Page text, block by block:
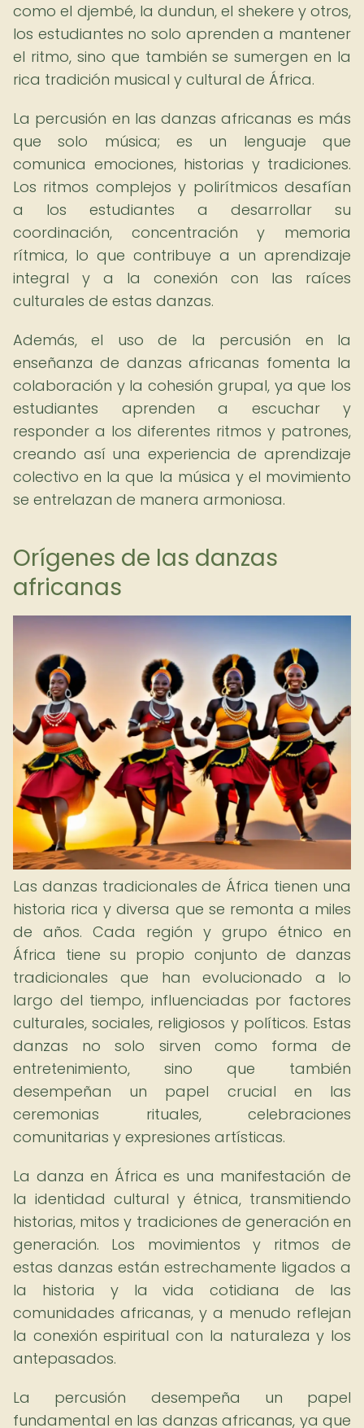
como el djembé, la dundun, el shekere y otros,
los estudiantes no solo aprenden a mantener
el ritmo, sino que también se sumergen en la
rica tradición musical y cultural de África.
La percusión en las danzas africanas es más
que solo música; es un lenguaje que
comunica emociones, historias y tradiciones.
Los ritmos complejos y polirítmicos desafían
a los estudiantes a desarrollar su
coordinación, concentración y memoria
rítmica, lo que contribuye a un aprendizaje
integral y a la conexión con las raíces
culturales de estas danzas.
Además, el uso de la percusión en la
enseñanza de danzas africanas fomenta la
colaboración y la cohesión grupal, ya que los
estudiantes aprenden a escuchar y
responder a los diferentes ritmos y patrones,
creando así una experiencia de aprendizaje
colectivo en la que la música y el movimiento
se entrelazan de manera armoniosa.
Orígenes de las danzas
africanas
Las danzas tradicionales de África tienen una
historia rica y diversa que se remonta a miles
de años. Cada región y grupo étnico en
África tiene su propio conjunto de danzas
tradicionales que han evolucionado a lo
largo del tiempo, influenciadas por factores
culturales, sociales, religiosos y políticos. Estas
danzas no solo sirven como forma de
entretenimiento, sino que también
desempeñan un papel crucial en las
ceremonias rituales, celebraciones
comunitarias y expresiones artísticas.
La danza en África es una manifestación de
la identidad cultural y étnica, transmitiendo
historias, mitos y tradiciones de generación en
generación. Los movimientos y ritmos de
estas danzas están estrechamente ligados a
la historia y la vida cotidiana de las
comunidades africanas, y a menudo reflejan
la conexión espiritual con la naturaleza y los
antepasados.
La percusión desempeña un papel
fundamental en las danzas africanas, ya que